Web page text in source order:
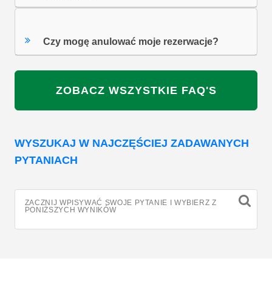
Czy mogę anulować moje rezerwacje?
ZOBACZ WSZYSTKIE FAQ'S
WYSZUKAJ W NAJCZĘŚCIEJ ZADAWANYCH
PYTANIACH
ZACZNIJ WPISYWAĆ SWOJE PYTANIE I WYBIERZ Z
PONIŻSZYCH WYNIKÓW